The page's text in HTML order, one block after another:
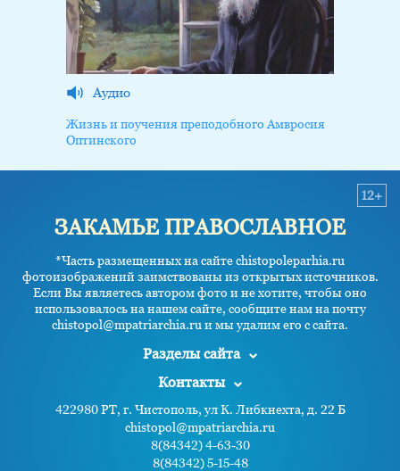
Аудио
Жизнь и поучения преподобного Амвросия
Оптинского
ЗАКАМЬЕ ПРАВОСЛАВНОЕ
*Часть размещенных на сайте chistopoleparhia.ru
фотоизображений заимствованы из открытых источников.
Если Вы являетесь автором фото и не хотите, чтобы оно
использовалось на нашем сайте, сообщите нам на почту
chistopol@mpatriarchia.ru и мы удалим его с сайта.
12+
Разделы сайта
Контакты
422980 РТ, г. Чистополь, ул К. Либкнехта, д. 22 Б
chistopol@mpatriarchia.ru
8(84342) 4-63-30
8(84342) 5-15-48